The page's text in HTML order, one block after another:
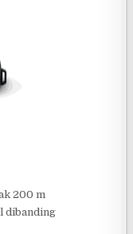
200 m
dibanding